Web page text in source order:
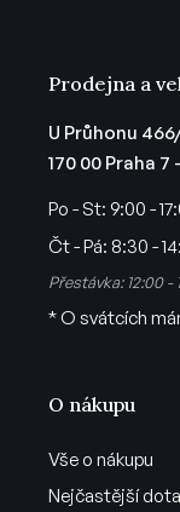
O nákupu
Vše o nákupu
Nejčastější
Prodejna a
U Průhonu
170 00 Praha 7 -
Po - St: 9:00 -
Čt - Pá: 8:30 -
Přestávka: 12:00 -
* O svátcích